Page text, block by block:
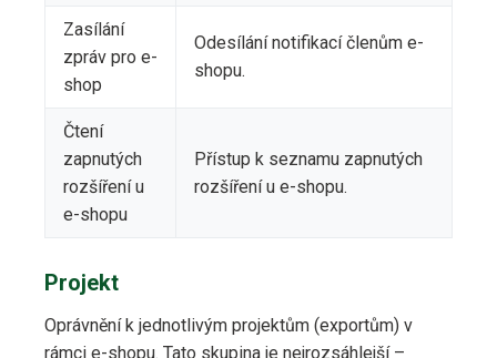
Zasílání
zpráv pro e-
shop
Odesílání notifikací členům e-
shopu.
Čtení
zapnutých
rozšíření u
e-shopu
Přístup k seznamu zapnutých
rozšíření u e-shopu.
Projekt
Oprávnění k jednotlivým projektům (exportům) v
rámci e-shopu. Tato skupina je nejrozsáhlejší –